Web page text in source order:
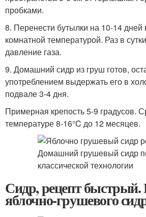
пробками.
8. Перенести бутылки на 10-14 дней
комнатной температурой. Раз в
давление газа.
9. Домашний сидр из груш готов,
употреблением выдержать его в
подвале 3-4 дня.
Примерная крепость 5-9 градусов.
температуре 8-16°C до 12 месяцев.
Сидр, рецепт быстрый.
яблочно-грушевого